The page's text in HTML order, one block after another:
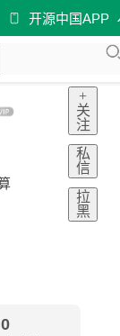
开源中国APP
+
关
注
私
信
拉
黑
0